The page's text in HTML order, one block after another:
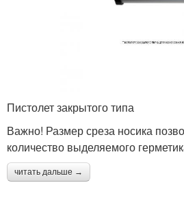
Пистолет закрытого типа
Важно! Размер среза носика
количество выделяемого
читать дальше →